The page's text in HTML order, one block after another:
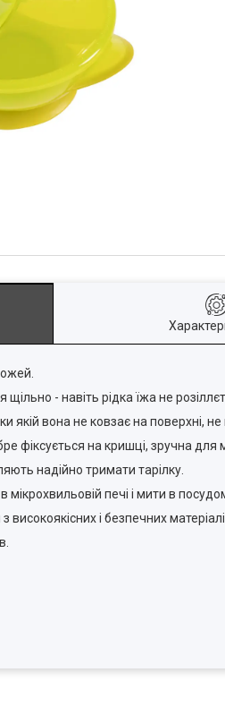
- навіть рідка їжа не
якій вона не ковзає на поверхні, не
фіксується на кришці, зручна для
надійно тримати тарілку.
печі і мити в
високоякісних і безпечних